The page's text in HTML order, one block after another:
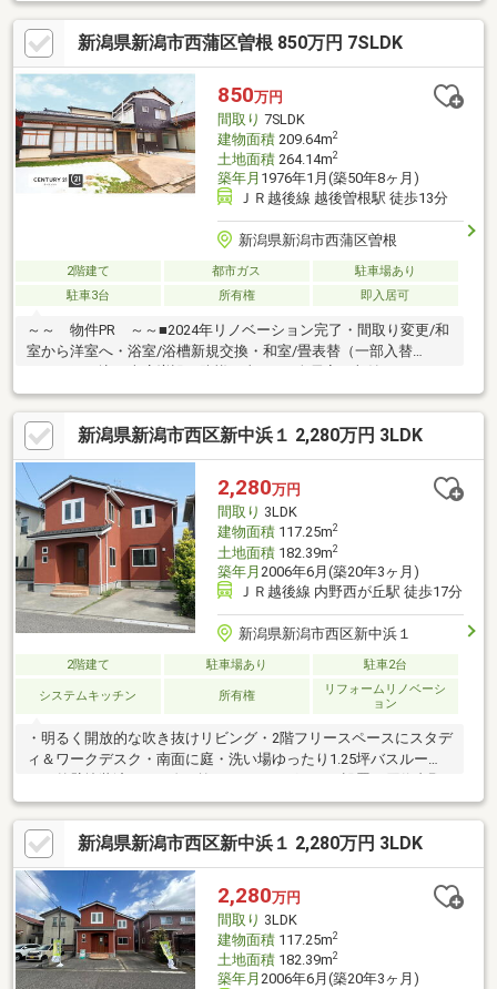
新潟県新潟市西蒲区曽根 850万円 7SLDK
850万円
間取り 7SLDK
建物面積209.64m2
土地面積264.14m2
築年月 1976年1月(築50年8ヶ月)
ＪＲ越後線 越後曽根駅 徒歩13分
新潟県新潟市西蒲区曽根
2階建て 都市ガス
駐車場あり
駐車3台
所有権 即入居可
～～ 物件PR ～～■2024年リノベーション完了・間取り変更/和
室から洋室へ・浴室/浴槽新規交換・和室/畳表替（一部入替
他、1階には大容量の物入、2階に納戸と収納充実■襖を開けると
広々と使える和室があり、来客が多い時も安心■前面道路は約2.8
ｍですが、利用する方が限られるため、車のすれ違いがほとんど
ありません■小学校まで徒歩約2分と通学が安心安全～～ 周辺環
境（徒歩） ～～■越後曽根駅・・約13分■曽根小学校・・約2分■
西川中学校・・約9分◎土日祝日はもちろん、お仕事帰りの見学も
大歓迎です！
新潟県新潟市西区新中浜１ 2,280万円 3LDK
2,280万円
間取り 3LDK
建物面積117.25m2
土地面積182.39m2
築年月 2006年6月(築20年3ヶ月)
ＪＲ越後線 内野西が丘駅 徒歩17分
新潟県新潟市西区新中浜１
2階建て 駐車場あり 駐車2台
システムキッチン 所有権
リフォームリノベーシ
ョン
・明るく開放的な吹き抜けリビング・2階フリースペースにスタデ
ィ＆ワークデスク・南面に庭・洗い場ゆったり1.25坪バスルー
店 約350m＊コメリハード＆グリーン西内野店 約200m
新潟県新潟市西区新中浜１ 2,280万円 3LDK
2,280万円
間取り 3LDK
建物面積117.25m2
土地面積182.39m2
築年月 2006年6月(築20年3ヶ月)